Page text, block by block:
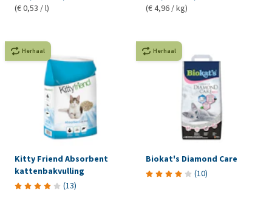
(€ 0,53 / l)
(€ 4,96 / kg)
Herhaal
Kitty Friend Absorbent
kattenbakvulling
(13)
Herhaal
Biokat's Diamond Care
(10)